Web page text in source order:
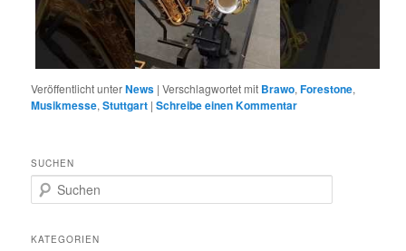
Veröffentlicht unterNews |Verschlagwortet mit Brawo,Forestone,
Musikmesse,Stuttgart |Schreibe einen Kommentar
SUCHEN
u
h
KATEGORIEN